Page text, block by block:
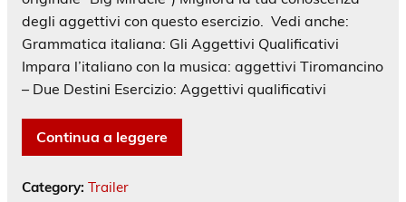
degli aggettivi con questo esercizio. Vedi anche:
Grammatica italiana: Gli Aggettivi Qualificativi
Impara l’italiano con la musica: aggettivi Tiromancino
– Due Destini Esercizio: Aggettivi qualificativi
Continua a leggere
Category: Trailer